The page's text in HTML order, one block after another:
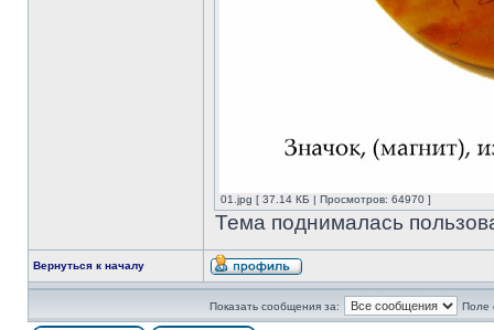
01.jpg [ 37.14 КБ | Просмотров: 64970 ]
Тема поднималась
Вернуться к началу
Показать сообщения за: Поле